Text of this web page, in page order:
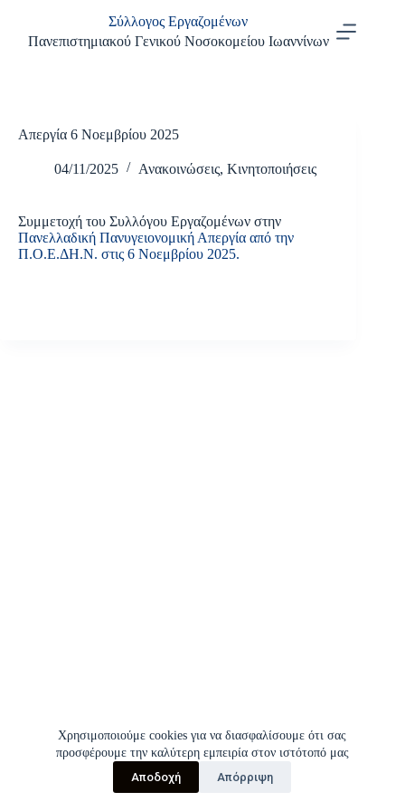
περιεχόμενο
Χρησιμοποιούμε cookies για να διασφαλίσουμε ότι σας
προσφέρουμε την καλύτερη εμπειρία στον ιστότοπό μας
Αποδοχή
Απόρριψη
Σύλλογος Εργαζομένων
Πανεπιστημιακού Γενικού Νοσοκομείου Ιωαννίνων
Απεργία 6 Νοεμβρίου 2025
04/11/2025 Ανακοινώσεις, Κινητοποιήσεις
Συμμετοχή του Συλλόγου Εργαζομένων στην
Πανελλαδική Πανυγειονομική Απεργία από την
Π.Ο.Ε.ΔΗ.Ν. στις 6 Νοεμβρίου 2025.